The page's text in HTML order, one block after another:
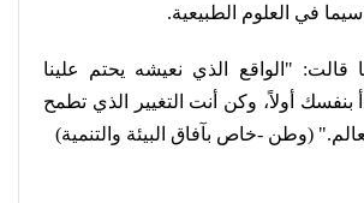
في العلوم الطبيعية.
قالت: "الواقع الذي نعيشه يحتم علينا
بنفسك أولاً، وكن أنت التغيير الذي تطمح
". (وطن -خاص بآفاق البيئة والتنمية)